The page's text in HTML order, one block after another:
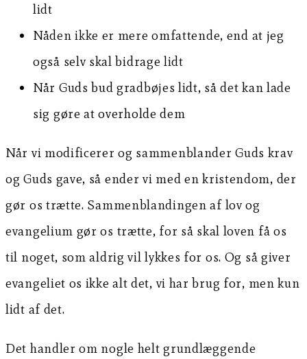
lidt
Nåden ikke er mere omfattende, end at jeg
også selv skal bidrage lidt
Når Guds bud gradbøjes lidt, så det kan lade
sig gøre at overholde dem
Når vi modificerer og sammenblander Guds krav
og Guds gave, så ender vi med en kristendom, der
gør os trætte. Sammenblandingen af lov og
evangelium gør os trætte, for så skal loven få os
til noget, som aldrig vil lykkes for os. Og så giver
evangeliet os ikke alt det, vi har brug for, men kun
lidt af det.
Det handler om nogle helt grundlæggende